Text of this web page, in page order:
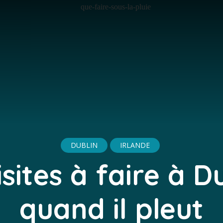
DUBLIN IRLANDE
à faire à
quand il pleut